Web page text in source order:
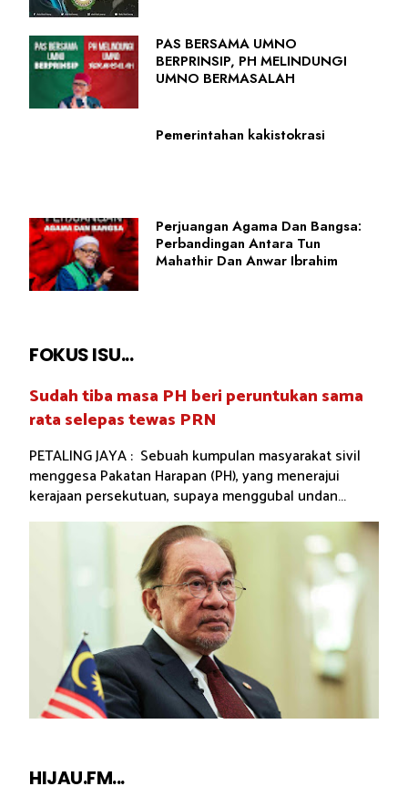
PAS BERSAMA UMNO
BERPRINSIP, PH MELINDUNGI
UMNO BERMASALAH
Pemerintahan kakistokrasi
Perjuangan Agama Dan Bangsa:
Perbandingan Antara Tun
Mahathir Dan Anwar Ibrahim
FOKUS ISU...
Sudah tiba masa PH beri peruntukan sama
rata selepas tewas PRN
PETALING JAYA : Sebuah kumpulan masyarakat sivil
menggesa Pakatan Harapan (PH), yang menerajui
kerajaan persekutuan, supaya menggubal undan...
HIJAU.FM...